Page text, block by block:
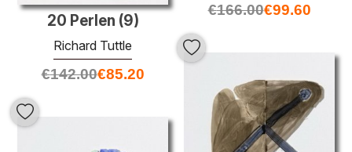
€166.00€99.60
20 Perlen (9)
Richard Tuttle
€142.00€85.20